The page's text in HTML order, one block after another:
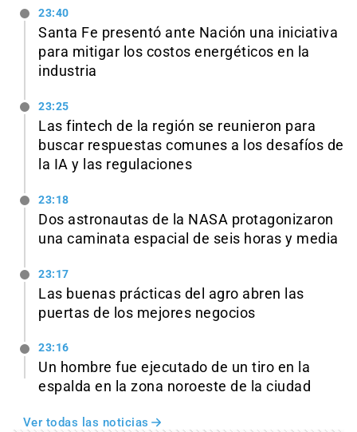
23:40
Santa Fe presentó ante Nación una iniciativa
para mitigar los costos energéticos en la
industria
23:25
Las fintech de la región se reunieron para
buscar respuestas comunes a los desafíos de
la IA y las regulaciones
23:18
Dos astronautas de la NASA protagonizaron
una caminata espacial de seis horas y media
23:17
Las buenas prácticas del agro abren las
puertas de los mejores negocios
23:16
Un hombre fue ejecutado de un tiro en la
espalda en la zona noroeste de la ciudad
Ver todas las noticias